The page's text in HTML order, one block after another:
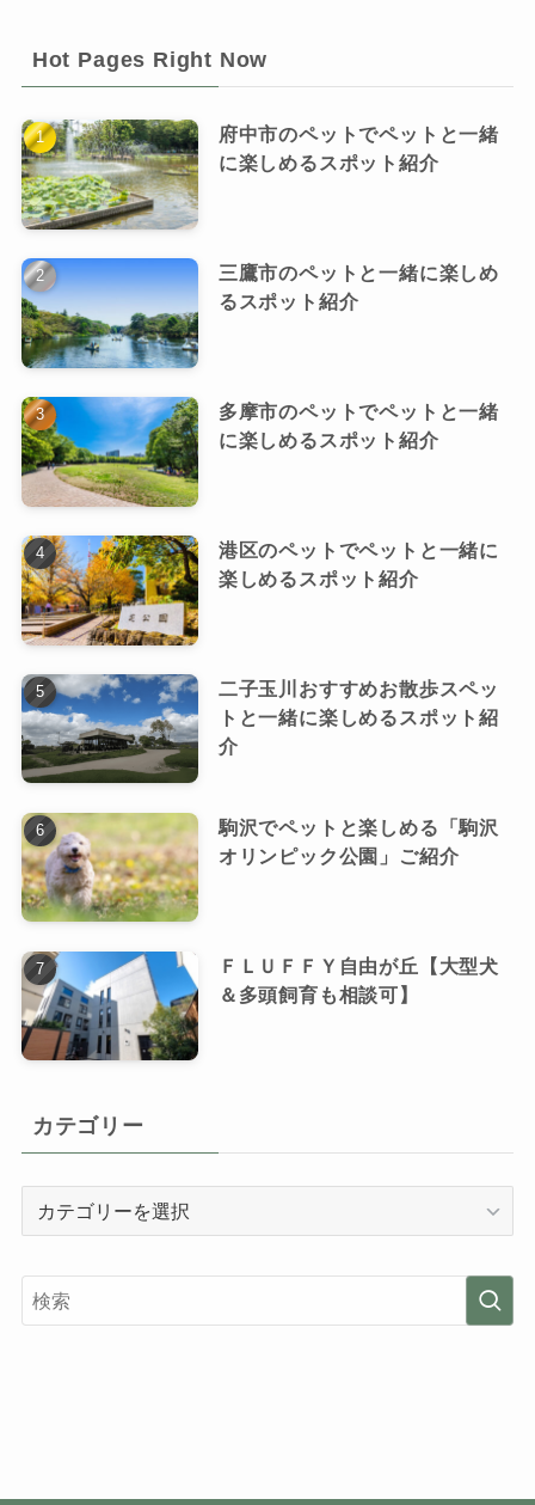
Hot Pages Right Now
府中市のペットでペットと一緒
に楽しめるスポット紹介
三鷹市のペットと一緒に楽しめ
るスポット紹介
多摩市のペットでペットと一緒
に楽しめるスポット紹介
港区のペットでペットと一緒に
楽しめるスポット紹介
二子玉川おすすめお散歩スペッ
トと一緒に楽しめるスポット紹
介
駒沢でペットと楽しめる「駒沢
オリンピック公園」ご紹介
ＦＬＵＦＦＹ自由が丘【大型犬
＆多頭飼育も相談可】
カテゴリー
リ
ー